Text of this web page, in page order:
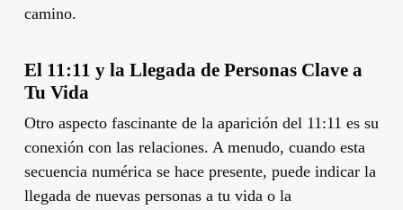
camino.
El 11:11 y la Llegada de Personas Clave a
Tu Vida
Otro aspecto fascinante de la aparición del 11:11 es su
conexión con las relaciones. A menudo, cuando esta
secuencia numérica se hace presente, puede indicar la
llegada de nuevas personas a tu vida o la